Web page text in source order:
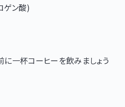
ゲン酸)
に一杯コーヒーを飲みましょう